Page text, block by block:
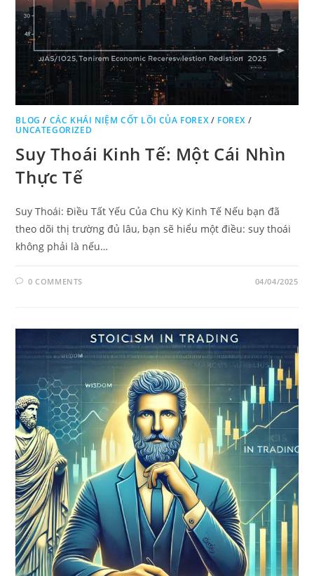
BLOG / CÁC KHÁI NIỆM CỐT LÕI CỦA FOREX/ FOREX /
UNCATEGORIZED
Suy Thoái Kinh Tế: Một Cái Nhìn
Thực Tế
Suy Thoái: Điều Tất Yếu Của Chu Kỳ Kinh Tế Nếu bạn đã
theo dõi thị trường đủ lâu, bạn sẽ hiểu một điều: suy thoái
không phải là nếu…
0 COMMENTS 04/04/2025